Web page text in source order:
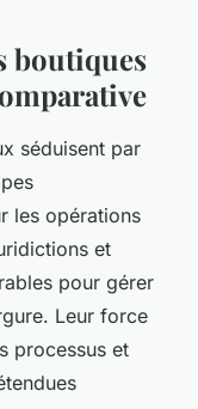
boutiques
séduisent par
les opérations
et
pour gérer
Leur force
processus et